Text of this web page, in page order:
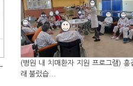
(병원 내 치매환자 지원 프로그램) 흥
래 불렀습...